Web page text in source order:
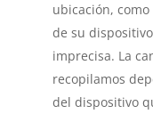
ubicación,
de su
imprecisa. La
recopilamos
del dispositivo